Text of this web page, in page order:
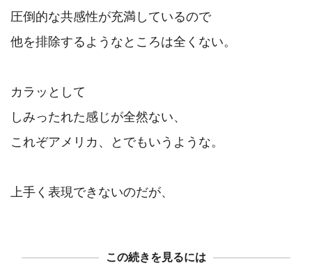
圧倒的な共感性が充満しているので
他を排除するようなところは全くない。
カラッとして
しみったれた感じが全然ない、
これぞアメリカ、とでもいうような。
この続きを見るには